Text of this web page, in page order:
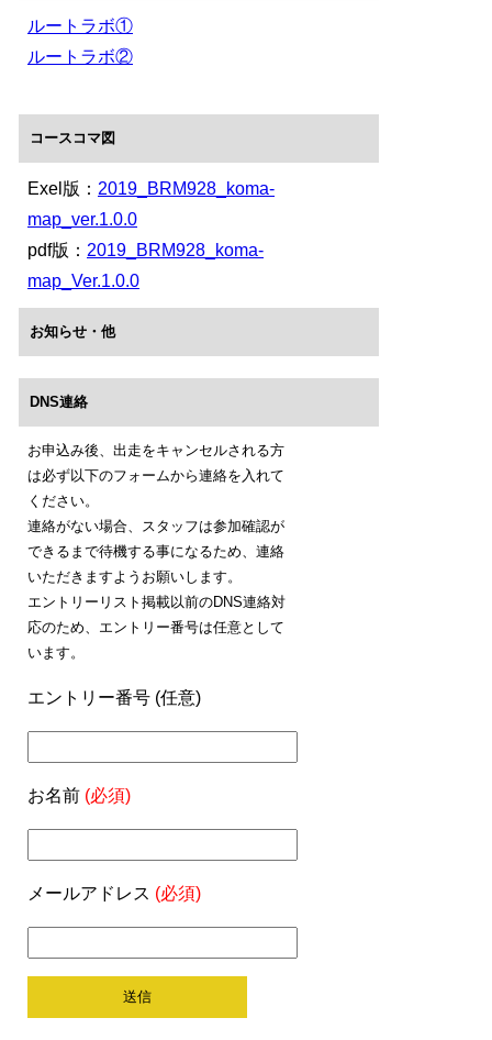
ルートラボ①
ルートラボ②
コースコマ図
Exel版： 2019_BRM928_koma-
map_ver.1.0.0
pdf版： 2019_BRM928_koma-
map_Ver.1.0.0
お知らせ・他
DNS連絡
お申込み後、出走をキャンセルされる方
は必ず以下のフォームから連絡を入れて
ください。
連絡がない場合、スタッフは参加確認が
できるまで待機する事になるため、連絡
いただきますようお願いします。
エントリーリスト掲載以前のDNS連絡対
応のため、エントリー番号は任意として
います。
エントリー番号 (任意)
お名前 (必須)
メールアドレス (必須)